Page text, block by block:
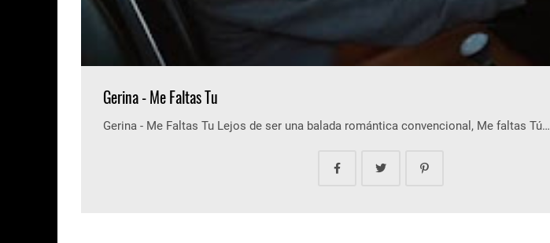
Gerina - Me Faltas Tu
Gerina - Me Faltas Tu Lejos de ser una balada romántica convencional, Me faltas Tú…